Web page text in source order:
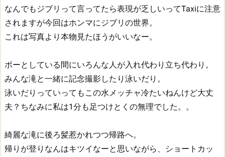
なんでもジブリって言ってたら表現が乏しいってTaxiに注意
されますが今回はホンマにジブリの世界。
これは写真より本物見たほうがいいなー。
ボーとしている間にいろんな人が入れ代わり立ち代わり。
みんな滝と一緒に記念撮影したり泳いだり。
泳いだりっていってもこの水メッチャ冷たいねんけど大丈
夫？ちなみに私は1分も足つけとくの無理でした。。
綺麗な滝に後ろ髪惹かれつつ帰路へ。
帰りが登りなんはキツイなーと思いながら、ショートカッ